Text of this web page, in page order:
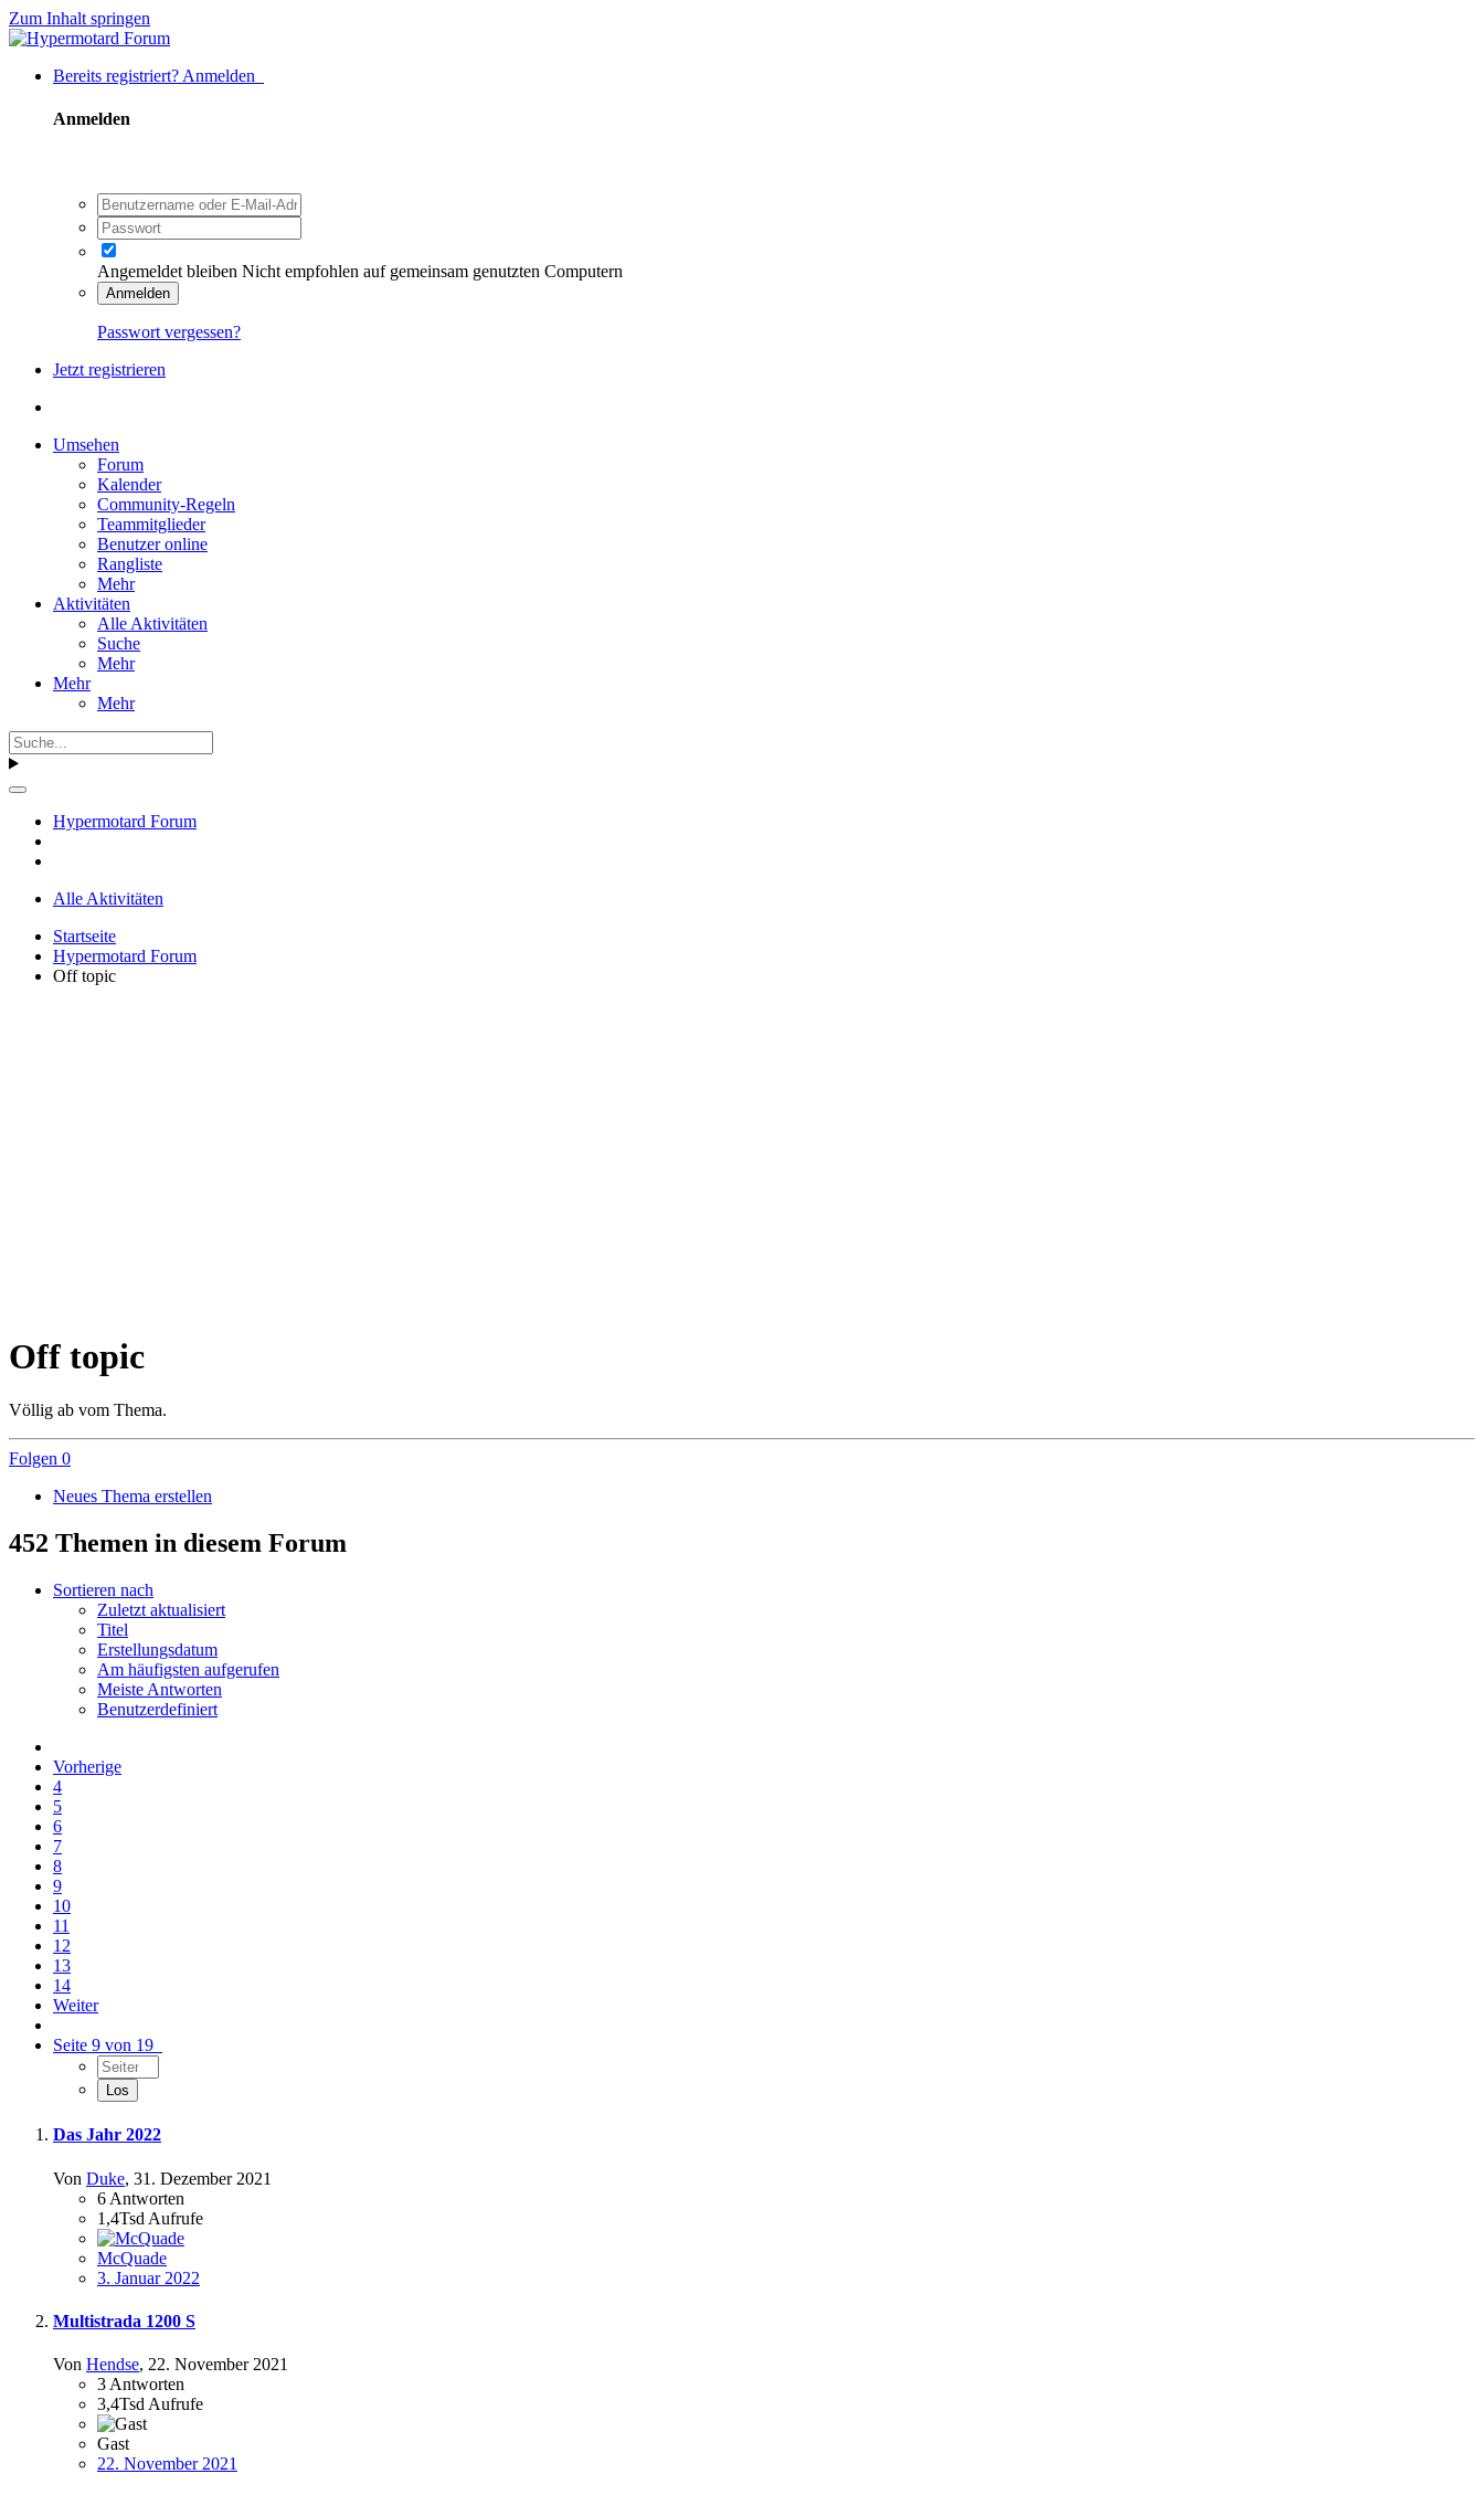
Zum Inhalt springen
Bereits registriert? Anmelden
Anmelden
Angemeldet bleiben Nicht empfohlen auf gemeinsam genutzten Computern
Anmelden
Passwort vergessen?
Jetzt registrieren
Umsehen
Forum
Kalender
Community-Regeln
Teammitglieder
Benutzer online
Rangliste
Mehr
Aktivitäten
Alle Aktivitäten
Suche
Mehr
Mehr
Mehr
Hypermotard Forum
Alle Aktivitäten
Startseite
Hypermotard Forum
Off topic
Off topic
Völlig ab vom Thema.
Folgen 0
Neues Thema erstellen
452 Themen in diesem Forum
Sortieren nach
Zuletzt aktualisiert
Titel
Erstellungsdatum
Am häufigsten aufgerufen
Meiste Antworten
Benutzerdefiniert
Vorherige
4
5
6
7
8
9
10
11
12
13
14
Weiter
Seite 9 von 19
Das Jahr 2022
Von Duke, 31. Dezember 2021
6 Antworten
1,4Tsd Aufrufe
McQuade
3. Januar 2022
Multistrada 1200 S
Von Hendse, 22. November 2021
3 Antworten
3,4Tsd Aufrufe
Gast
22. November 2021